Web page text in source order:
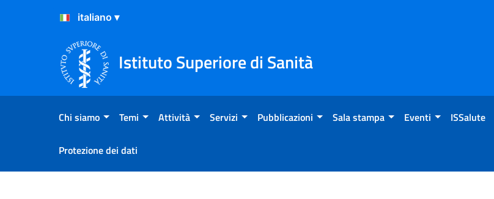
Salta al Contenuto
Salta al Footer
Istituto Superiore di Sanità
Chi siamo Temi Attività Servizi Pubblicazioni Sala stampa Eventi ISSalute
Protezione dei dati